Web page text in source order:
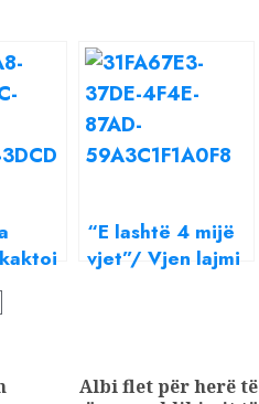
“E lashtë 4 mijë
vjet”/ Vjen lajmi
Tashmë, pasuri e
Albi flet për herë të